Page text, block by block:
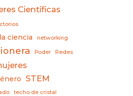
Científicas
ciencia networking
Poder Redes
STEM
techo de cristal